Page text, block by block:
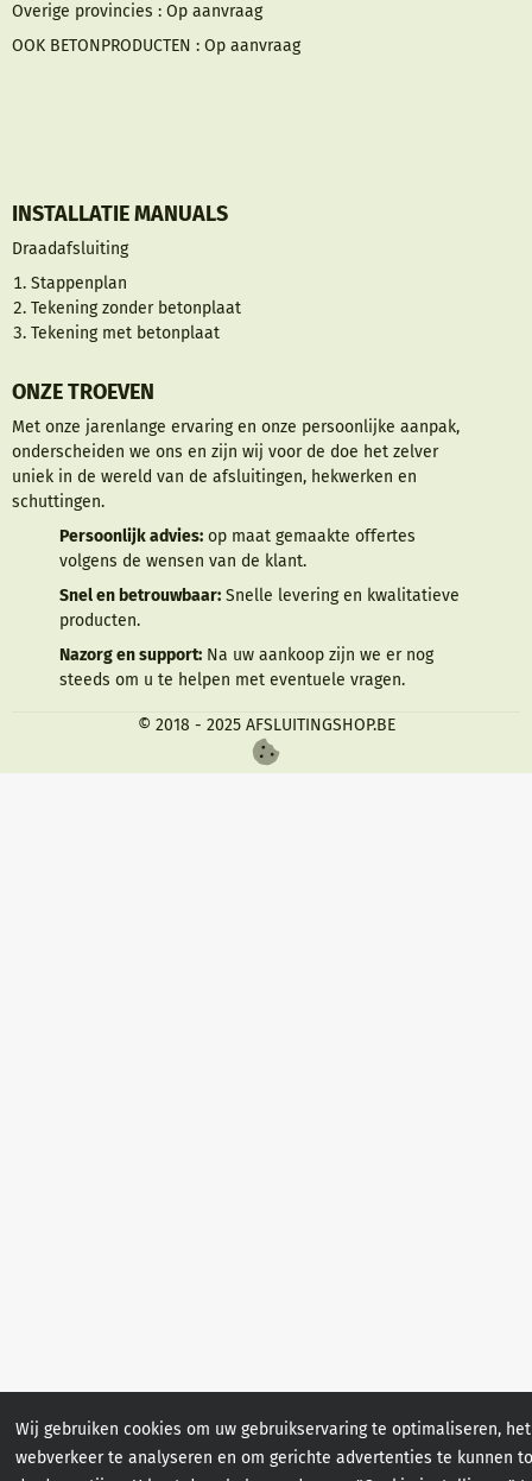
Overige provincies : Op aanvraag
OOK BETONPRODUCTEN : Op aanvraag
INSTALLATIE MANUALS
Draadafsluiting
Stappenplan
Tekening zonder betonplaat
Tekening met betonplaat
ONZE TROEVEN
Met onze jarenlange ervaring en onze persoonlijke aanpak,
onderscheiden we ons en zijn wij voor de doe het zelver
uniek in de wereld van de afsluitingen, hekwerken en
schuttingen.
Persoonlijk advies: op maat gemaakte offertes
volgens de wensen van de klant.
Snel en betrouwbaar: Snelle levering en kwalitatieve
producten.
Nazorg en support: Na uw aankoop zijn we er nog
steeds om u te helpen met eventuele vragen.
© 2018 - 2025 AFSLUITINGSHOP.BE
Wij gebruiken cookies om uw gebruikservaring te optimaliseren, het
webverkeer te analyseren en om gerichte advertenties te kunnen